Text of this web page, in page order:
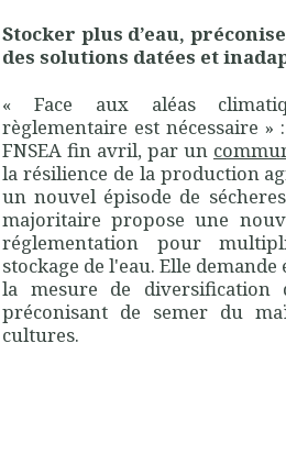
Stocker plus d’eau,
des solutions datées et
« Face aux aléas
règlementaire est nécessaire » :
FNSEA fin avril, par un
la résilience de la production
un nouvel épisode de
majoritaire propose une
réglementation pour
stockage de l'eau. Elle
la mesure de diversification
préconisant de semer du
cultures.